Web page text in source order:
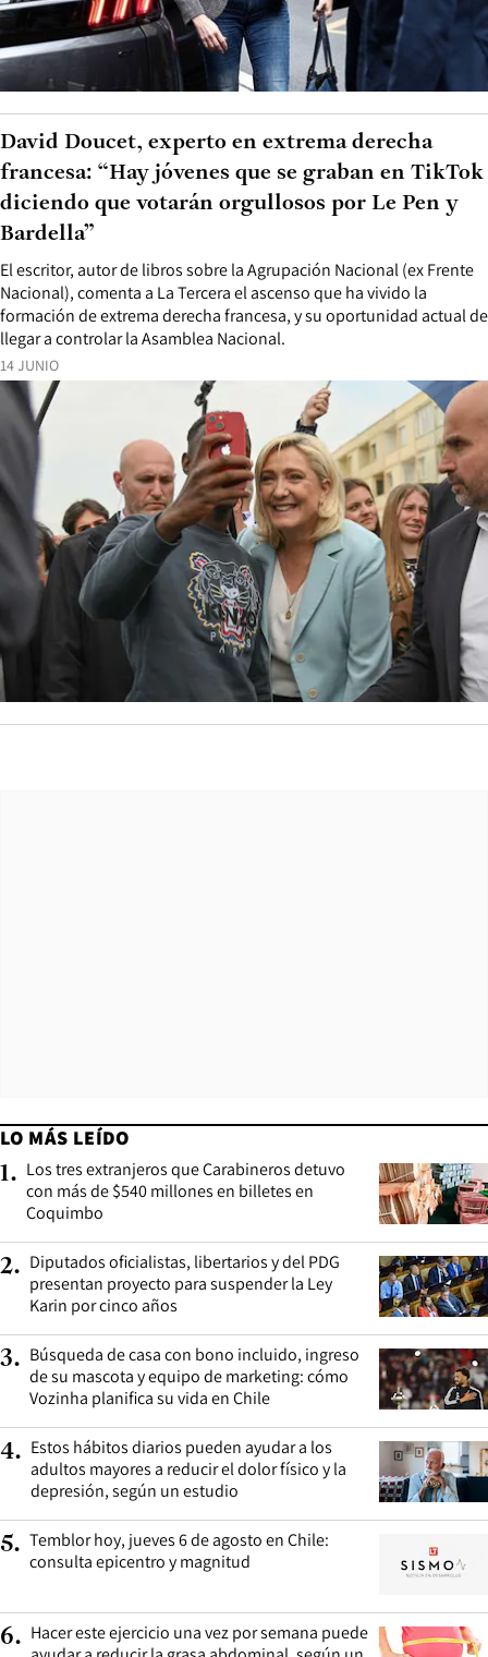
14 JUNIO
El escritor, autor de libros sobre la Agrupación Nacional (ex Frente
Nacional), comenta a La Tercera el ascenso que ha vivido la
formación de extrema derecha francesa, y su oportunidad actual de
llegar a controlar la Asamblea Nacional.
David Doucet, experto en extrema derecha
francesa: “Hay jóvenes que se graban en TikTok
diciendo que votarán orgullosos por Le Pen y
Bardella”
LO MÁS LEÍDO
1. Los tres extranjeros que Carabineros detuvo
con más de $540 millones en billetes en
Coquimbo
2. Diputados oficialistas, libertarios y del PDG
presentan proyecto para suspender la Ley
Karin por cinco años
3. Búsqueda de casa con bono incluido, ingreso
de su mascota y equipo de marketing: cómo
Vozinha planifica su vida en Chile
4. Estos hábitos diarios pueden ayudar a los
adultos mayores a reducir el dolor físico y la
depresión, según un estudio
5. Temblor hoy, jueves 6 de agosto en Chile:
consulta epicentro y magnitud
6. Hacer este ejercicio una vez por semana puede